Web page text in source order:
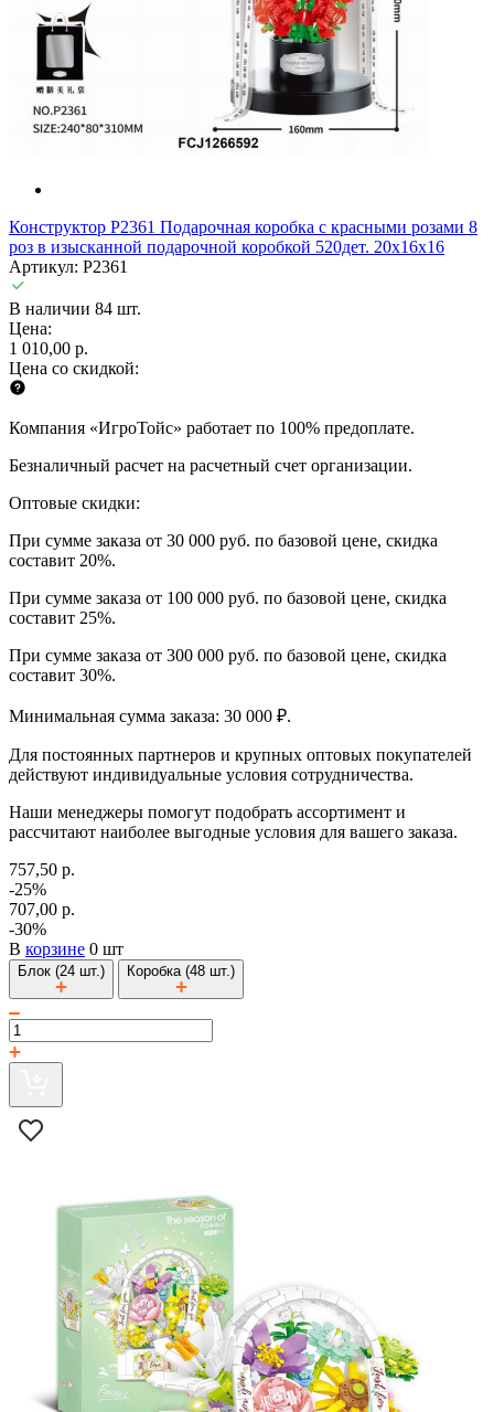
Конструктор P2361 Подарочная коробка с красными розами 8
роз в изысканной подарочной коробкой 520дет. 20x16x16
Артикул: P2361
В наличии 84 шт.
Цена:
1 010,00 р.
Цена со скидкой:
Компания «ИгроТойс» работает по 100% предоплате.
Безналичный расчет на расчетный счет организации.
Оптовые скидки:
При сумме заказа от 30 000 руб. по базовой цене, скидка
составит 20%.
При сумме заказа от 100 000 руб. по базовой цене, скидка
составит 25%.
При сумме заказа от 300 000 руб. по базовой цене, скидка
составит 30%.
Минимальная сумма заказа: 30 000 ₽.
Для постоянных партнеров и крупных оптовых покупателей
действуют индивидуальные условия сотрудничества.
Наши менеджеры помогут подобрать ассортимент и
рассчитают наиболее выгодные условия для вашего заказа.
757,50 р.
-25%
707,00 р.
-30%
В корзине 0 шт
Блок (24 шт.) Коробка (48 шт.)